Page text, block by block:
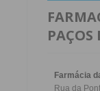
PAÇOS